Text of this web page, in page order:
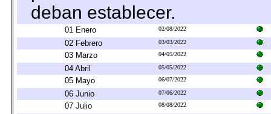
deban establecer.
01 Enero 02/08/2022
02 Febrero 03/03/2022
03 Marzo 04/05/2022
04 Abril 05/05/2022
05 Mayo 06/07/2022
06 Junio 07/06/2022
07 Julio 08/08/2022